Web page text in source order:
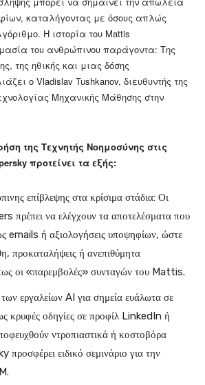
καταλήγοντας με όσους απλώς
Η ιστορία του Mattis
του ανθρώπινου παράγοντα: Της
της ηθικής και μιας δόσης
ο Vladislav Tushkanov, διευθυντής της
Μηχανικής Μάθησης στην
της Τεχνητής Νοημοσύνης στις
προτείνει τα εξής:
επίβλεψης στα κρίσιμα στάδια: Οι
πρέπει να ελέγχουν τα αποτελέσματα που
emails ή αξιολογήσεις υποψηφίων, ώστε
προκαταλήψεις ή ανεπιθύμητα
οι «παρεμβολές» συνταγών του Mattis.
εργαλείων AI για σημεία ευάλωτα σε
κρυφές οδηγίες σε προφίλ LinkedIn ή
ντροπιαστικά ή κοστοβόρα
ειδικό σεμινάριο για την